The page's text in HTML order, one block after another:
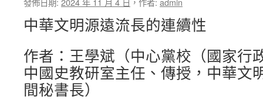
中華文明源遠流長的連續性
作者：王學斌（中心黨校（國家行
中國史教研室主任、傳授，中華文
間秘書長）